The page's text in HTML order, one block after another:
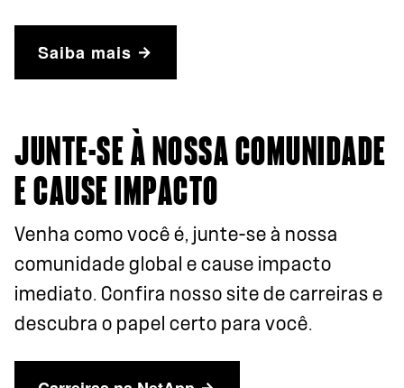
Saiba mais
JUNTE-SE À NOSSA COMUNIDADE
E CAUSE IMPACTO
Venha como você é, junte-se à nossa
comunidade global e cause impacto
imediato. Confira nosso site de carreiras e
descubra o papel certo para você.